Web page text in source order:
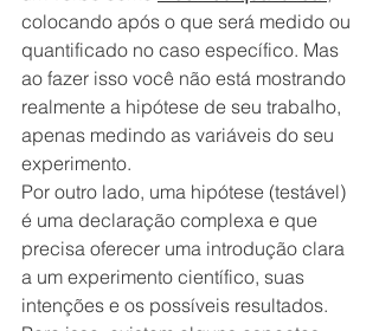
colocando após o que será medido ou
quantificado no caso específico. Mas
ao fazer isso você não está mostrando
realmente a hipótese de seu trabalho,
apenas medindo as variáveis do seu
experimento.
Por outro lado, uma hipótese (testável)
é uma declaração complexa e que
precisa oferecer uma introdução clara
a um experimento científico, suas
intenções e os possíveis resultados.